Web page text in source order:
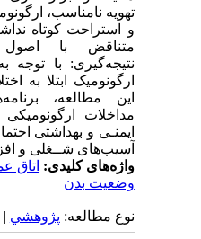
تهویه نامناسب،
و استراحت کوتاه
متناقض با اصول
نتیجه‌گیری: با توجه
ارگونومیک ابتلا به
این مطالعه،
مداخلات ارگونومیکی
ایمنـی و بهداشتی
آسیب‌های شــغلی و
واژه‌های کلیدی:اتاق
وضعیت بدن
نوع مطالعه:پژوهشي|